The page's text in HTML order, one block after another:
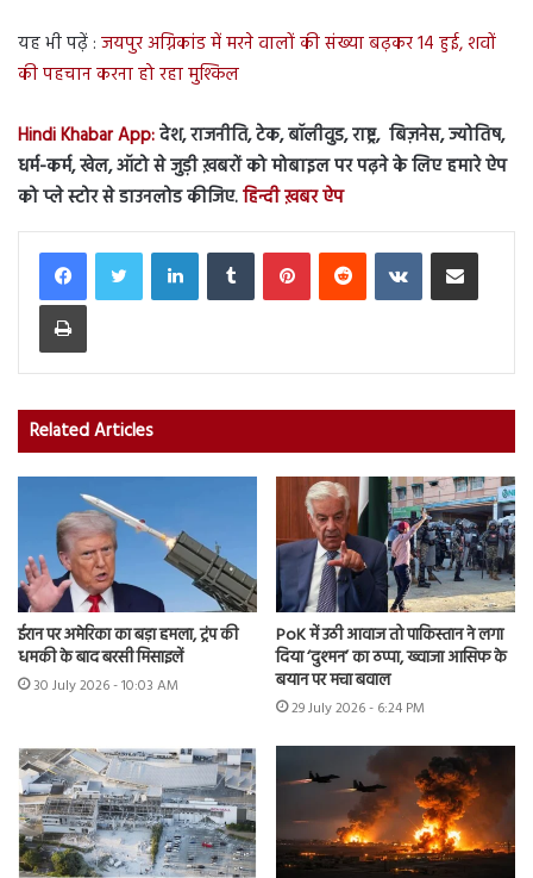
यह भी पढ़ें : जयपुर अग्निकांड में मरने वालों की संख्या बढ़कर 14 हुई, शवों
की पहचान करना हो रहा मुश्किल
Hindi Khabar App:देश, राजनीति, टेक, बॉलीवुड, राष्ट्र, बिज़नेस, ज्योतिष,
धर्म-कर्म, खेल, ऑटो से जुड़ी ख़बरों को मोबाइल पर पढ़ने के लिए हमारे ऐप
को प्ले स्टोर से डाउनलोड कीजिए.हिन्दी ख़बर ऐप
LinkedInTumblr PinterestReddit VKontakteShare via Email
Print
Related Articles
ईरान पर अमेरिका का बड़ा हमला, ट्रंप की
धमकी के बाद बरसी मिसाइलें
30 July 2026 - 10:03 AM
PoK में उठी आवाज तो पाकिस्तान ने लगा
दिया ‘दुश्मन’ का ठप्पा, ख्वाजा आसिफ के
बयान पर मचा बवाल
29 July 2026 - 6:24 PM